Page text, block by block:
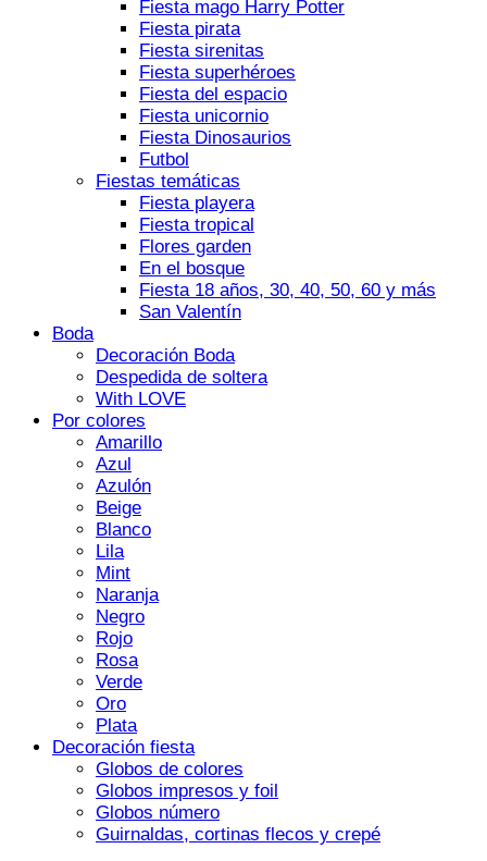
Fiesta mago Harry Potter
Fiesta pirata
Fiesta sirenitas
Fiesta superhéroes
Fiesta del espacio
Fiesta unicornio
Fiesta Dinosaurios
Futbol
Fiestas temáticas
Fiesta playera
Fiesta tropical
Flores garden
En el bosque
Fiesta 18 años, 30, 40, 50, 60 y más
San Valentín
Boda
Decoración Boda
Despedida de soltera
With LOVE
Por colores
Amarillo
Azul
Azulón
Beige
Blanco
Lila
Mint
Naranja
Negro
Rojo
Rosa
Verde
Oro
Plata
Decoración fiesta
Globos de colores
Globos impresos y foil
Globos número
Guirnaldas, cortinas flecos y crepé